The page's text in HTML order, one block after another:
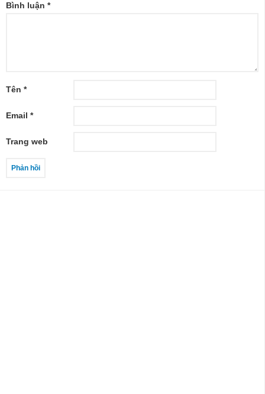
Bình luận *
Tên *
Email *
Trang web